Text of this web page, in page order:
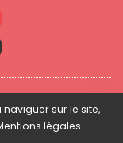
légales
sur le site,
légales.